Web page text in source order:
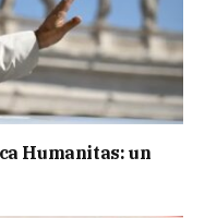
Humanitas: un